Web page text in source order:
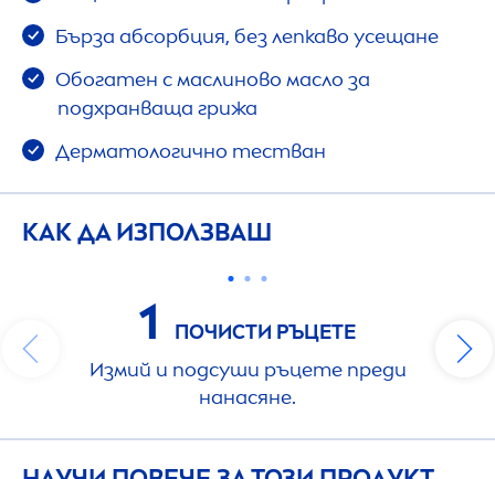
Бърза абсорбция, без лепкаво усещане
Обогатен с маслиново масло за
подхранваща грижа
Дерматологично тестван
КАК ДА ИЗПОЛЗВАШ
1
ПОЧИСТИ РЪЦЕТЕ
Измий и подсуши ръцете преди
нанасяне.